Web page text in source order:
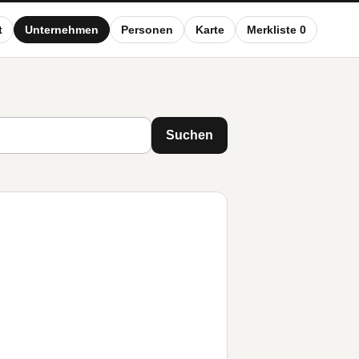
Unternehmen Personen Karte Merkliste 0
Suchen